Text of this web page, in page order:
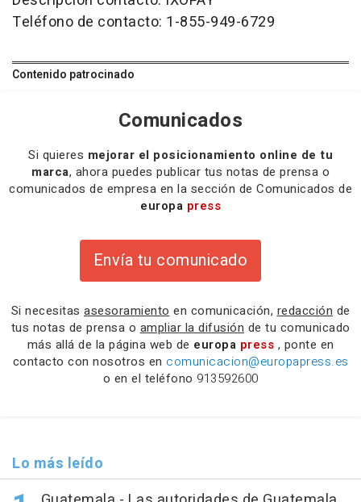
Teléfono de contacto: 1-855-949-6729
Contenido patrocinado
Comunicados
Si quieres mejorar el posicionamiento online de tu
marca, ahora puedes publicar tus notas de prensa o
comunicados de empresa en la sección de Comunicados de
europa press
Envía tu comunicado
Si necesitas asesoramiento en comunicación, redacción de
tus notas de prensa o ampliar la difusión de tu comunicado
más allá de la página web de europa press , ponte en
contacto con nosotros en comunicacion@europapress.es
o en el teléfono 913592600
Lo más leído